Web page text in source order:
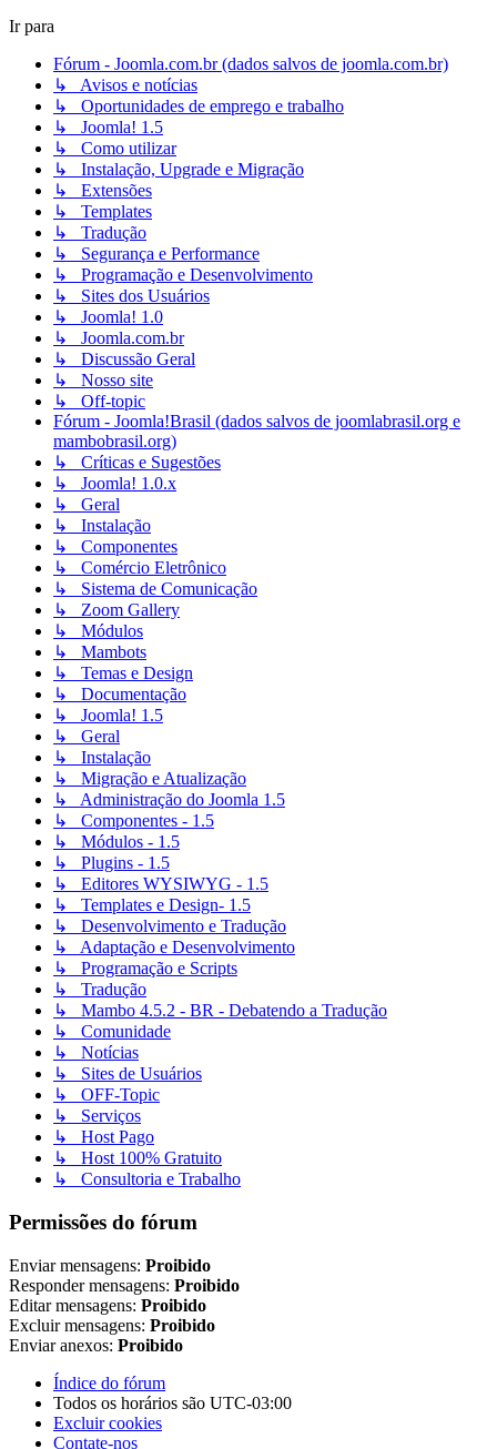
Ir para
Fórum - Joomla.com.br (dados salvos de joomla.com.br)
↳ Avisos e notícias
↳ Oportunidades de emprego e trabalho
↳ Joomla! 1.5
↳ Como utilizar
↳ Instalação, Upgrade e Migração
↳ Extensões
↳ Templates
↳ Tradução
↳ Segurança e Performance
↳ Programação e Desenvolvimento
↳ Sites dos Usuários
↳ Joomla! 1.0
↳ Joomla.com.br
↳ Discussão Geral
↳ Nosso site
↳ Off-topic
Fórum - Joomla!Brasil (dados salvos de joomlabrasil.org e
mambobrasil.org)
↳ Críticas e Sugestões
↳ Joomla! 1.0.x
↳ Geral
↳ Instalação
↳ Componentes
↳ Comércio Eletrônico
↳ Sistema de Comunicação
↳ Zoom Gallery
↳ Módulos
↳ Mambots
↳ Temas e Design
↳ Documentação
↳ Joomla! 1.5
↳ Geral
↳ Instalação
↳ Migração e Atualização
↳ Administração do Joomla 1.5
↳ Componentes - 1.5
↳ Módulos - 1.5
↳ Plugins - 1.5
↳ Editores WYSIWYG - 1.5
↳ Templates e Design- 1.5
↳ Desenvolvimento e Tradução
↳ Adaptação e Desenvolvimento
↳ Programação e Scripts
↳ Tradução
↳ Mambo 4.5.2 - BR - Debatendo a Tradução
↳ Comunidade
↳ Notícias
↳ Sites de Usuários
↳ OFF-Topic
↳ Serviços
↳ Host Pago
↳ Host 100% Gratuito
↳ Consultoria e Trabalho
Permissões do fórum
Enviar mensagens: Proibido
Responder mensagens: Proibido
Editar mensagens: Proibido
Excluir mensagens: Proibido
Enviar anexos: Proibido
Índice do fórum
Todos os horários são UTC-03:00
Excluir cookies
Contate-nos